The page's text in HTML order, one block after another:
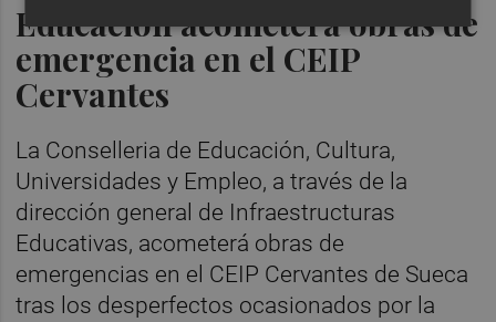
Educación acometerá obras de
emergencia en el CEIP
Cervantes
La Conselleria de Educación, Cultura,
Universidades y Empleo, a través de la
dirección general de Infraestructuras
Educativas, acometerá obras de
emergencias en el CEIP Cervantes de Sueca
tras los desperfectos ocasionados por la